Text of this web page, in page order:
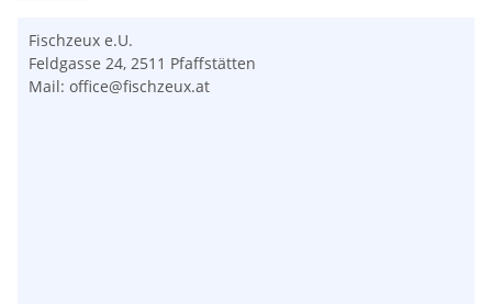
Fischzeux e.U.
Feldgasse 24, 2511 Pfaffstätten
Mail: office@fischzeux.at